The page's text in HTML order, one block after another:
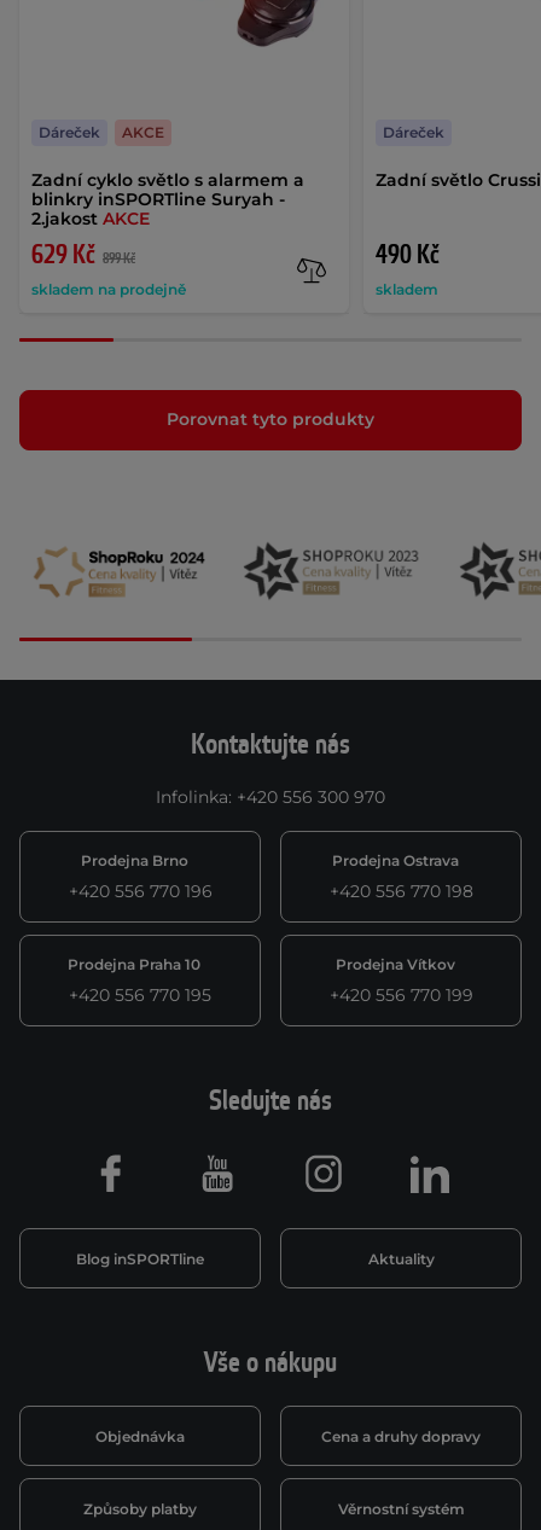
Zadní cyklo světlo s alarmem a
blinkry inSPORTline Suryah -
2.jakost AKCE
629 Kč 899 Kč
skladem na prodejně
Dáreček AKCE
Zadní světlo
490 Kč
skladem
Dáreček
Porovnat tyto produkty
Kontaktujte nás
Infolinka: +420 556 300 970
Prodejna Brno
+420 556 770 196
Prodejna Ostrava
+420 556 770 198
Prodejna Praha 10
+420 556 770 195
Prodejna Vítkov
+420 556 770 199
Vše o nákupu
Objednávka Cena a druhy dopravy
Způsoby platby Věrnostní systém
Sledujte nás
Blog inSPORTline Aktuality
Facebook Youtube Instagram LinkedIn